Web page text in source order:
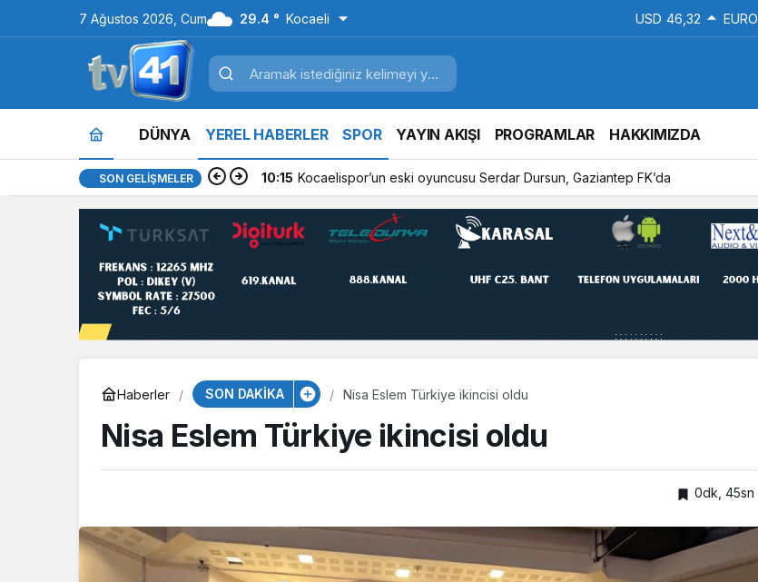
7 Ağustos 2026, Cum 29.4 ° Kocaeli USD 46,32 EURO
DÜNYA YEREL HABERLER SPOR YAYIN AKIŞI PROGRAMLAR HAKKIMIZDA
SON GELIŞMELER 10:15 Kocaelispor’un eski oyuncusu Serdar Dursun, Gaziantep FK’da
Haberler SON DAKİKA Nisa Eslem Türkiye ikincisi oldu
Nisa Eslem Türkiye ikincisi oldu
0dk, 45sn